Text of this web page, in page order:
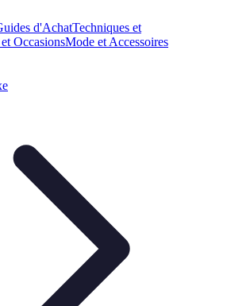
d'AchatTechniques et
OccasionsMode et Accessoires